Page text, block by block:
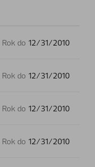
Rok do 12/31/2010
Rok do 12/31/2010
Rok do 12/31/2010
Rok do 12/31/2010